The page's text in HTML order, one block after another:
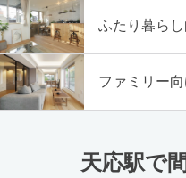
ふたり暮ら
ファミリー
天応駅で